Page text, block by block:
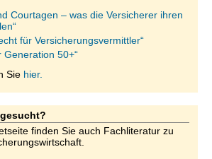
Courtagen – was die Versicherer ihren
für Versicherungsvermittler“
Generation 50+“
Sie hier.
finden Sie auch Fachliteratur zu